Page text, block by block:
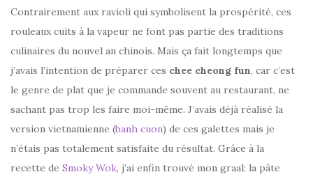
Contrairement aux ravioli qui symbolisent la prospérité, ces
rouleaux cuits à la vapeur ne font pas partie des traditions
culinaires du nouvel an chinois. Mais ça fait longtemps que
j’avais l’intention de préparer ces chee cheong fun, car c’est
le genre de plat que je commande souvent au restaurant, ne
sachant pas trop les faire moi-même. J’avais déjà réalisé la
version vietnamienne (banh cuon) de ces galettes mais je
n’étais pas totalement satisfaite du résultat. Grâce à la
recette de Smoky Wok, j’ai enfin trouvé mon graal: la pâte